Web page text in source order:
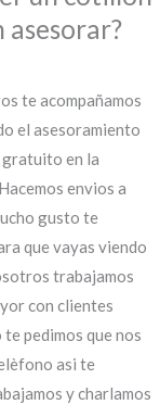
asesorar?
te acompañamos
el asesoramiento
en la
envios a
gusto te
que vayas viendo
trabajamos
con clientes
pedimos que nos
asi te
y charlamos